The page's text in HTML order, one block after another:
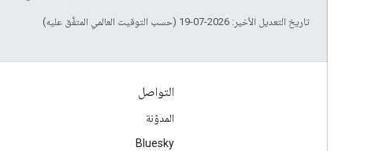
تاريخ التعديل الأخير: 2026-07-19 (حسب التوقيت العالمي المتفَّق عليه)
التواصل
المدوّنة
Bluesky